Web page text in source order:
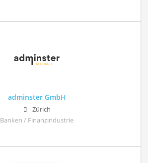
adminster GmbH
Zürich
Banken / Finanzindustrie